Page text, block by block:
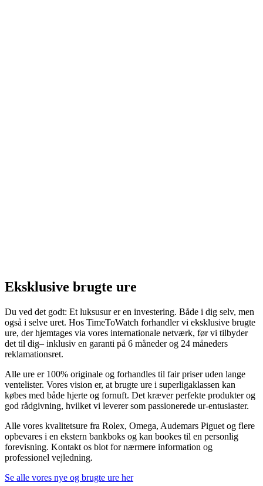
Eksklusive brugte ure
Du ved det godt: Et luksusur er en investering. Både i dig selv, men
også i selve uret. Hos TimeToWatch forhandler vi eksklusive brugte
ure, der hjemtages via vores internationale netværk, før vi tilbyder
det til dig– inklusiv en garanti på 6 måneder og 24 måneders
reklamationsret.
Alle ure er 100% originale og forhandles til fair priser uden lange
ventelister. Vores vision er, at brugte ure i superligaklassen kan
købes med både hjerte og fornuft. Det kræver perfekte produkter og
god rådgivning, hvilket vi leverer som passionerede ur-entusiaster.
Alle vores kvalitetsure fra Rolex, Omega, Audemars Piguet og flere
opbevares i en ekstern bankboks og kan bookes til en personlig
forevisning. Kontakt os blot for nærmere information og
professionel vejledning.
Se alle vores nye og brugte ure her